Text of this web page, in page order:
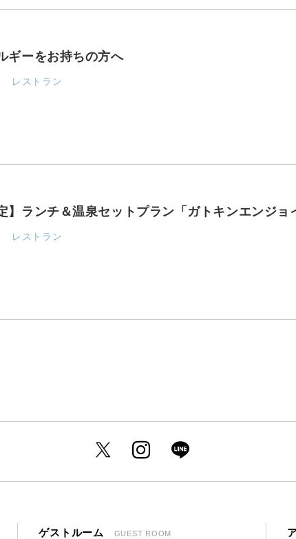
ギーをお持ちの方へ
レストラン
】ランチ＆温泉セットプラン「ガトキンエンジョ
レストラン
ゲストルーム GUEST ROOM